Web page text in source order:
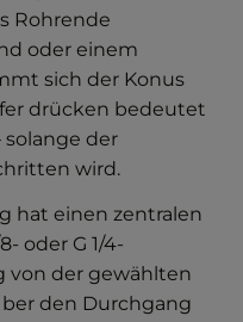
Rohrende
oder einem
sich der Konus
drücken bedeutet
der
wird.
hat einen zentralen
oder G 1/4-
von der gewählten
den Durchgang